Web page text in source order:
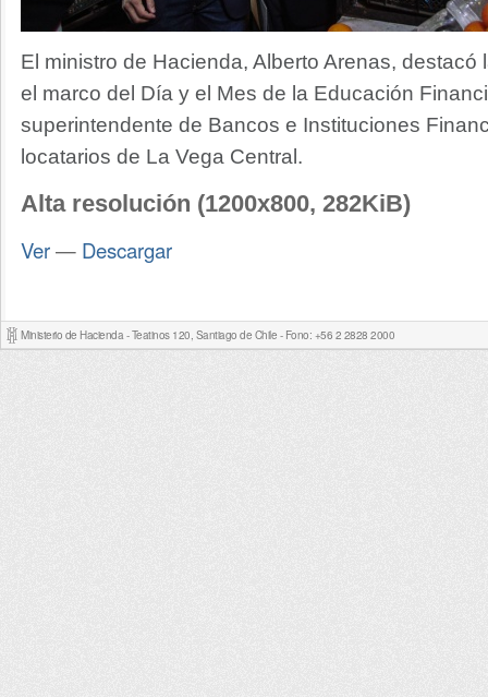
El ministro de Hacienda, Alberto Arenas, destacó
el marco del Día y el Mes de la Educación
superintendente de Bancos e Instituciones
locatarios de La Vega Central.
Alta resolución (1200x800, 282KiB)
Ver— Descargar
Ministerio de Hacienda - Teatinos 120, Santiago de Chile - Fono: +56 2 2828 2000